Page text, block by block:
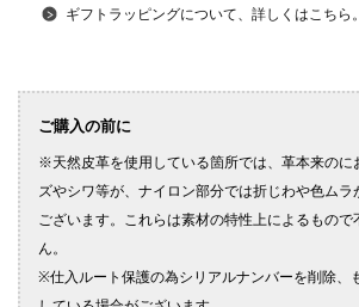
ギフトラッピングについて、詳しくはこちら。